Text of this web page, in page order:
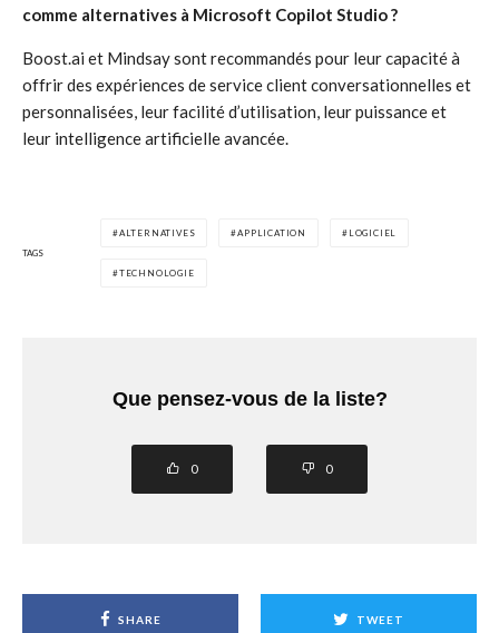
comme alternatives à Microsoft Copilot Studio ?
Boost.ai et Mindsay sont recommandés pour leur capacité à
offrir des expériences de service client conversationnelles et
personnalisées, leur facilité d’utilisation, leur puissance et
leur intelligence artificielle avancée.
TAGS
ALTERNATIVES APPLICATION LOGICIEL
TECHNOLOGIE
Que pensez-vous de la liste?
0 0
SHARE TWEET